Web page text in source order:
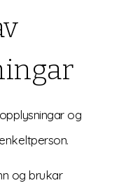
og
og brukar